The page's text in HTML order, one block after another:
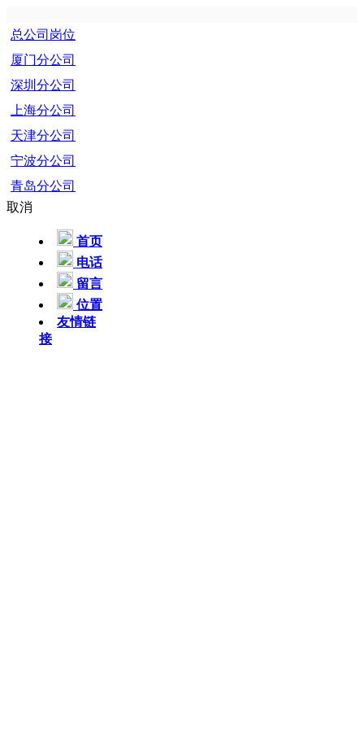
总公司岗位
厦门分公司
深圳分公司
上海分公司
天津分公司
宁波分公司
青岛分公司
取消
首页
电话
留言
位置
友情链
接